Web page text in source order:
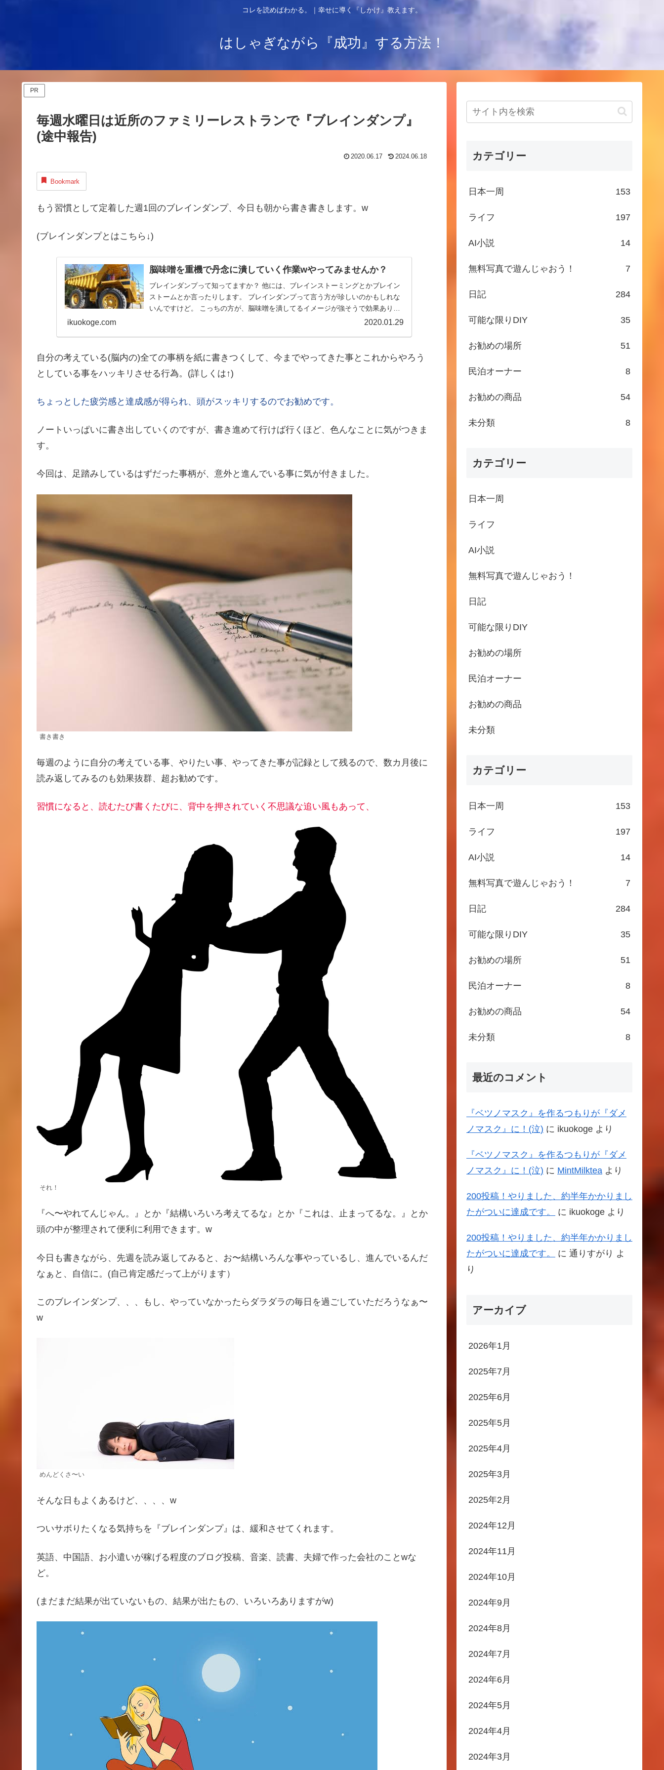
コレを読めばわかる。｜幸せに導く『しかけ』教えます。
はしゃぎながら『成功』する方法！
PR
毎週水曜日は近所のファミリーレストランで『ブレインダンプ』
(途中報告)
2020.06.17 2024.06.18
Bookmark
もう習慣として定着した週1回のブレインダンプ、今日も朝から書き書きします。w
(ブレインダンプとはこちら↓)
脳味噌を重機で丹念に潰していく作業wやってみませんか？
ブレインダンプって知ってますか？ 他には、ブレインストーミングとかブレイン
ストームとか言ったりします。 ブレインダンプって言う方が珍しいのかもしれな
いんですけど。 こっちの方が、脳味噌を潰してるイメージが強そうで効果ありそ
ikuokoge.com 2020.01.29
自分の考えている(脳内の)全ての事柄を紙に書きつくして、今までやってきた事とこれからやろう
としている事をハッキリさせる行為。(詳しくは↑)
ちょっとした疲労感と達成感が得られ、頭がスッキリするのでお勧めです。
ノートいっぱいに書き出していくのですが、書き進めて行けば行くほど、色んなことに気がつきま
す。
今回は、足踏みしているはずだった事柄が、意外と進んでいる事に気が付きました。
書き書き
毎週のように自分の考えている事、やりたい事、やってきた事が記録として残るので、数カ月後に
読み返してみるのも効果抜群、超お勧めです。
習慣になると、読むたび書くたびに、背中を押されていく不思議な追い風もあって、
それ！
『へ〜やれてんじゃん。』とか『結構いろいろ考えてるな』とか『これは、止まってるな。』とか
頭の中が整理されて便利に利用できます。w
今日も書きながら、先週を読み返してみると、お〜結構いろんな事やっているし、進んでいるんだ
なぁと、自信に。(自己肯定感だって上がります）
このブレインダンプ、、、もし、やっていなかったらダラダラの毎日を過ごしていただろうなぁ〜
w
めんどくさ〜い
そんな日もよくあるけど、、、、w
ついサボりたくなる気持ちを『ブレインダンプ』は、緩和させてくれます。
英語、中国語、お小遣いが稼げる程度のブログ投稿、音楽、読書、夫婦で作った会社のことwな
ど。
(まだまだ結果が出ていないもの、結果が出たもの、いろいろありますがw)
カテゴリー
日本一周 153
ライフ 197
AI小説 14
無料写真で遊んじゃおう！ 7
日記 284
可能な限りDIY 35
お勧めの場所 51
民泊オーナー 8
お勧めの商品 54
未分類 8
カテゴリー
日本一周
ライフ
AI小説
無料写真で遊んじゃおう！
日記
可能な限りDIY
お勧めの場所
民泊オーナー
お勧めの商品
未分類
カテゴリー
日本一周 153
ライフ 197
AI小説 14
無料写真で遊んじゃおう！ 7
日記 284
可能な限りDIY 35
お勧めの場所 51
民泊オーナー 8
お勧めの商品 54
未分類 8
最近のコメント
『ベツノマスク』を作るつもりが『ダメ
ノマスク』に！(泣) に ikuokoge より
『ベツノマスク』を作るつもりが『ダメ
ノマスク』に！(泣) に MintMilktea より
200投稿！やりました、約半年かかりまし
たがついに達成です。
に ikuokoge より
200投稿！やりました、約半年かかりまし
たがついに達成です。
に 通りすがり よ
り
アーカイブ
2026年1月
2025年7月
2025年6月
2025年5月
2025年4月
2025年3月
2025年2月
2024年12月
2024年11月
2024年10月
2024年9月
2024年8月
2024年7月
2024年6月
2024年5月
2024年4月
2024年3月